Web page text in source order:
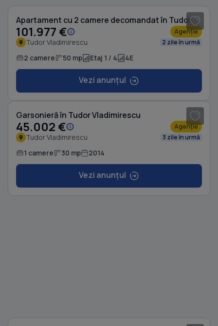
Apartament cu 2 camere decomandat în Tudor Vladimirescu
101.977 € Agenție
Tudor Vladimirescu 2 zile în urmă
2 camere 50 mp Etaj 1 / 4 4E
Vezi anunțul
Garsonieră în Tudor Vladimirescu
45.002 € Agenție
Tudor Vladimirescu 3 zile în urmă
1 camere 30 mp 2014
Vezi anunțul